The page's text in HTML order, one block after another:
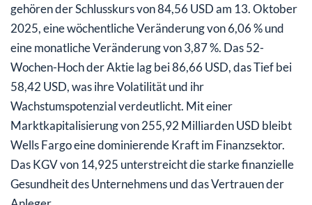
gehören der Schlusskurs von 84,56 USD am 13. Oktober
2025, eine wöchentliche Veränderung von 6,06 % und
eine monatliche Veränderung von 3,87 %. Das 52-
Wochen-Hoch der Aktie lag bei 86,66 USD, das Tief bei
58,42 USD, was ihre Volatilität und ihr
Wachstumspotenzial verdeutlicht. Mit einer
Marktkapitalisierung von 255,92 Milliarden USD bleibt
Wells Fargo eine dominierende Kraft im Finanzsektor.
Das KGV von 14,925 unterstreicht die starke finanzielle
Gesundheit des Unternehmens und das Vertrauen der